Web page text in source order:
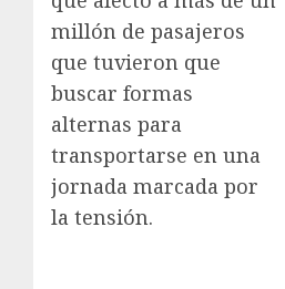
millón de pasajeros
que tuvieron que
buscar formas
alternas para
transportarse en una
jornada marcada por
la tensión.